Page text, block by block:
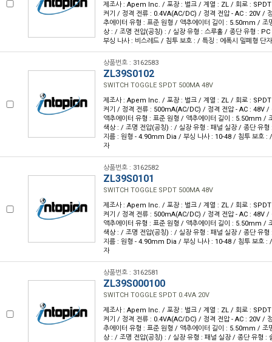
제조사 : Apem Inc. / 포장 : 벌크 / 계열 : ZL / 회로 : SPDT
켜기 / 정격 전류 : 0.4VA(AC/DC) / 정격 전압 - AC : 20V /
추에이터 유형 : 표준 원형 / 액추에이터 길이 : 5.50mm / 조
상 : / 조명 전압(공칭) : / 실장 유형 : 스루홀 / 종단 유형 :
부싱 나사 : 비스레드 / 침투 보호 : / 특징 : 에폭시 밀폐형 단자
상품번호 : 3162583
ZL39S0102
SWITCH TOGGLE SPDT 500MA 48V
제조사 : Apem Inc. / 포장 : 벌크 / 계열 : ZL / 회로 : SPDT
켜기 / 정격 전류 : 500mA(AC/DC) / 정격 전압 - AC : 48V /
액추에이터 유형 : 표준 원형 / 액추에이터 길이 : 5.50mm /
색상 : / 조명 전압(공칭) : / 실장 유형 : 패널 실장 / 종단 유형
지름 : 원형 - 4.90mm Dia / 부싱 나사 : 10-48 / 침투 보호 :
자
상품번호 : 3162582
ZL39S0101
SWITCH TOGGLE SPDT 500MA 48V
제조사 : Apem Inc. / 포장 : 벌크 / 계열 : ZL / 회로 : SPDT
켜기 / 정격 전류 : 500mA(AC/DC) / 정격 전압 - AC : 48V /
액추에이터 유형 : 표준 원형 / 액추에이터 길이 : 5.50mm /
색상 : / 조명 전압(공칭) : / 실장 유형 : 패널 실장 / 종단 유형
지름 : 원형 - 4.90mm Dia / 부싱 나사 : 10-48 / 침투 보호 :
자
상품번호 : 3162581
ZL39S000100
SWITCH TOGGLE SPDT 0.4VA 20V
제조사 : Apem Inc. / 포장 : 벌크 / 계열 : ZL / 회로 : SPDT
켜기 / 정격 전류 : 0.4VA(AC/DC) / 정격 전압 - AC : 20V /
추에이터 유형 : 표준 원형 / 액추에이터 길이 : 5.50mm / 조
상 : / 조명 전압(공칭) : / 실장 유형 : 패널 실장 / 종단 유형 :